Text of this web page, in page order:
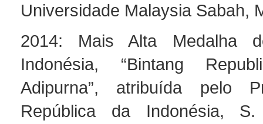
Universidade Malaysia Sabah,
2014: Mais Alta Medalha
Indonésia, “Bintang
Adipurna”, atribuída pelo
República da Indonésia,